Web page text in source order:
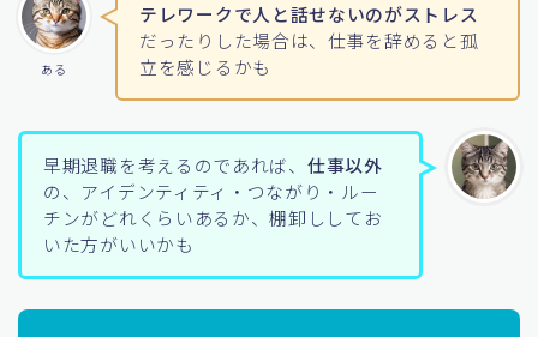
ある
テレワークで人と話せないのがストレス
だったりした場合は、仕事を辞めると孤
立を感じるかも
早期退職を考えるのであれば、 仕事以外
の、アイデンティティ・つながり・ルー
チンがどれくらいあるか、棚卸ししてお
いた方がいいかも